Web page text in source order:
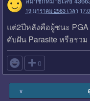
19 มกราคม 2563 เวลา
แต่2ปีหลังคือผู้ชนะ​ PGA​
ดับฝัน​ Parasite​ หรือรวม​
 0
∨